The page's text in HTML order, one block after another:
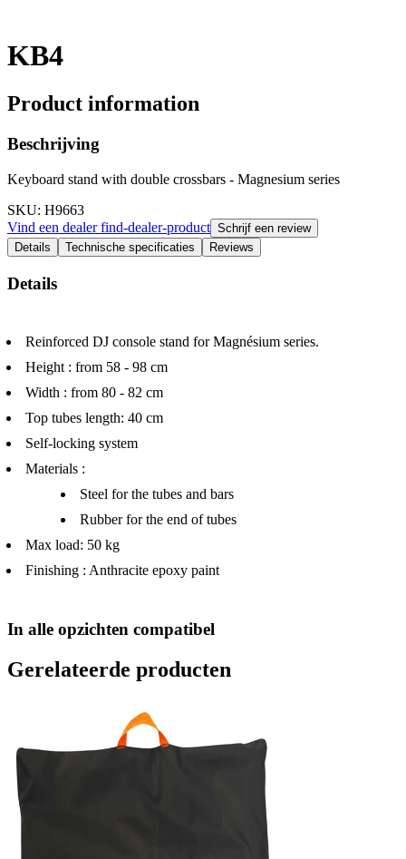
KB4
Product information
Beschrijving
Keyboard stand with double crossbars - Magnesium series
SKU: H9663
Vind een dealerfind-dealer-product Schrijf een review
Details
Technische specificaties Reviews
Details
Reinforced DJ console stand for Magnésium series.
Height : from 58 - 98 cm
Width : from 80 - 82 cm
Top tubes length: 40 cm
Self-locking system
Materials :
Steel for the tubes and bars
Rubber for the end of tubes
Max load: 50 kg
Finishing : Anthracite epoxy paint
In alle opzichten compatibel
Gerelateerde producten